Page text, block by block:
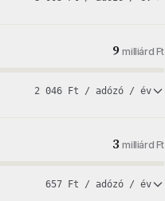
9milliárd Ft
2 046 Ft / adózó / év
3milliárd Ft
657 Ft / adózó / év